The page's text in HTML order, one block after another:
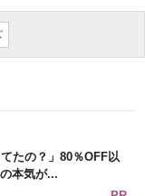
たの？」80％OFF以
本気が...